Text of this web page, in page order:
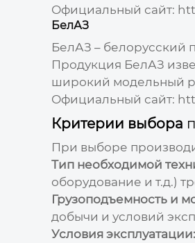
Официальный сайт:
БелАЗ
БелАЗ – белорусский
Продукция БелАЗ
широкий модельный
Официальный сайт:
Критерии выбора
При выборе
Тип необходимой
оборудование и т.д.)
Грузоподъемность и
добычи и условий
Условия эксплуатации: